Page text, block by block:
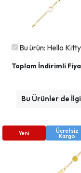
Bu ürün: Hello
Toplam İndirimli
Bu Ürünler de
Yeni Ücretsiz
Kargo